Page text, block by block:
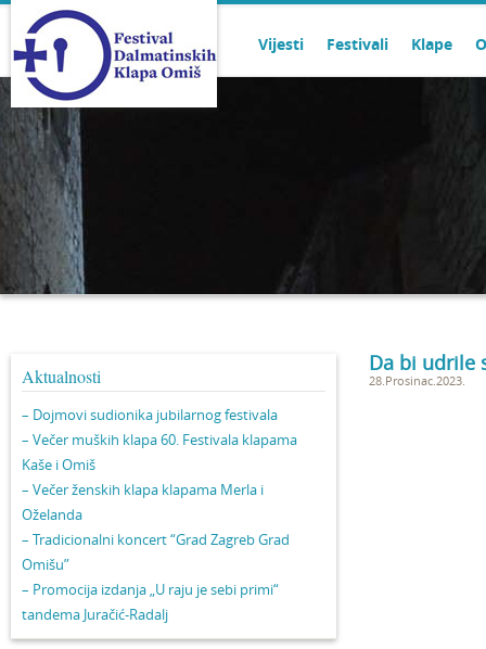
Vijesti Festivali Klape
Aktualnosti
– Dojmovi sudionika jubilarnog festivala
– Večer muških klapa 60. Festivala klapama
Kaše i Omiš
– Večer ženskih klapa klapama Merla i
Oželanda
– Tradicionalni koncert “Grad Zagreb Grad
Omišu”
– Promocija izdanja „U raju je sebi primi“
tandema Juračić-Radalj
Da bi udrile
28.Prosinac.2023.